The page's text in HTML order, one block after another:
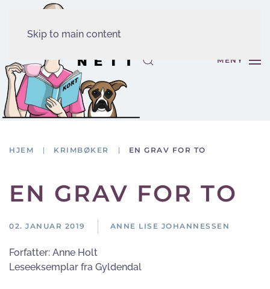
Skip to main content
MENY
HJEM KRIMBØKER EN GRAV FOR TO
EN GRAV FOR TO
02. JANUAR 2019 ANNE LISE JOHANNESSEN
Forfatter: Anne Holt
Leseeksemplar fra Gyldendal